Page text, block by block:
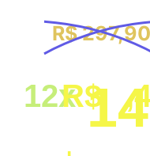
R$ 297,90
12xR$14